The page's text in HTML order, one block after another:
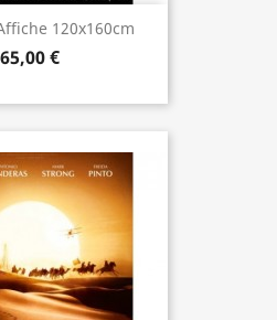
120x160cm
65,00 €